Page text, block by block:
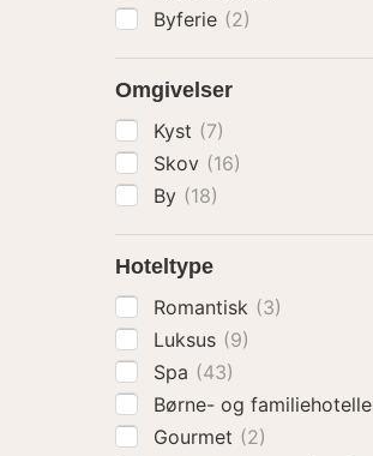
Byferie (2)
Omgivelser
Kyst (7)
Skov (16)
By (18)
Hoteltype
Romantisk (3)
Luksus (9)
Spa (43)
Børne- og
Gourmet (2)